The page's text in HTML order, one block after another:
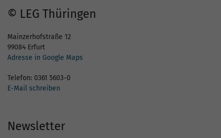
© LEG Thüringen
Mainzerhofstraße 12
99084 Erfurt
Adresse in Google Maps
Telefon: 0361 5603-0
E-Mail schreiben
Newsletter